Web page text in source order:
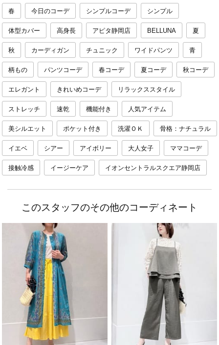
春 今日のコーデ シンプルコーデ シンプル
体型カバー 高身長 アピタ静岡店 BELLUNA 夏
秋 カーディガン チュニック ワイドパンツ 青
柄もの パンツコーデ 春コーデ 夏コーデ 秋コーデ
エレガント きれいめコーデ リラックススタイル
ストレッチ 速乾 機能付き 人気アイテム
美シルエット ポケット付き 洗濯ＯＫ 骨格：ナチュラル
イエベ シアー アイボリー 大人女子 ママコーデ
接触冷感 イージーケア イオンセントラルスクエア静岡店
このスタッフのその他のコーディネート